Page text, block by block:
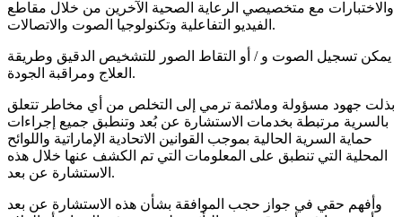
والاختبارات مع متخصيصي الرعاية الصحية الآخرين من خلال مقاطع
الفيديو التفاعلية وتكنولوجيا الصوت والاتصالات.
يمكن تسجيل الصوت و / أو التقاط الصور للتشخيص الدقيق وطريقة
العلاج ومراقبة الجودة.
بذلت جهود مسؤولة وملائمة ترمي إلى التخلص من أي مخاطر تتعلق
بالسرية مرتبطة بخدمات الاستشارة عن بُعد وتنطبق جميع إجراءات
حماية السرية الحالية بموجب القوانين الاتحادية الإماراتية واللوائح
المحلية التي تنطبق على المعلومات التي تم الكشف عنها خلال هذه
الاستشارة عن بعد.
وأفهم حقي في جواز حجب الموافقة بشأن هذه الاستشارة عن بعد